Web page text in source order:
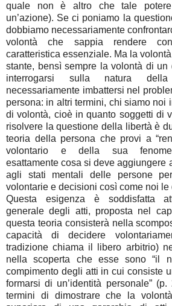
quale non è altro che tale
un’azione). Se ci poniamo la
dobbiamo necessariamente
volontà che sappia rendere
caratteristica essenziale. Ma la
stante, bensì sempre la volontà di un
interrogarsi sulla natura
necessariamente imbattersi nel
persona: in altri termini, chi siamo noi
di volontà, cioè in quanto soggetti di
risolvere la questione della libertà è
teoria della persona che provi a
volontario e della sua
esattamente cosa si deve aggiungere
agli stati mentali delle persone
volontarie e decisioni così come noi le
Questa esigenza è soddisfatta
generale degli atti, proposta nel
questa teoria consisterà nella
capacità di decidere
tradizione chiama il libero arbitrio)
nella scoperta che esse sono “il
compimento degli atti in cui consiste
formarsi di un’identità personale”
termini di dimostrare che la